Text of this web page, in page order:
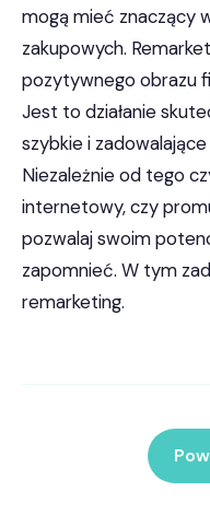
mogą mieć znaczący
zakupowych.
pozytywnego obrazu
Jest to działanie
szybkie i
Niezależnie od tego
internetowy, czy
pozwalaj swoim
zapomnieć. W tym
remarketing.